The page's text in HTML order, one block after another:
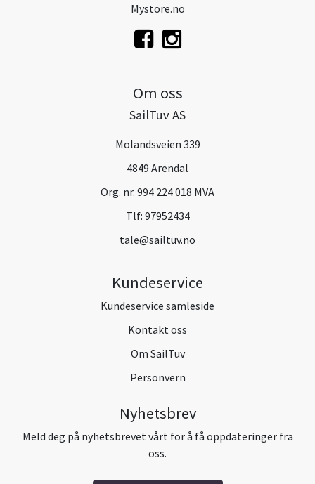
Mystore.no
Om oss
SailTuv AS
Molandsveien 339
4849 Arendal
Org. nr. 994 224 018 MVA
Tlf: 97952434
tale@sailtuv.no
Kundeservice
Kundeservice samleside
Kontakt oss
Om SailTuv
Personvern
Nyhetsbrev
Meld deg på nyhetsbrevet vårt for å få oppdateringer fra
oss.